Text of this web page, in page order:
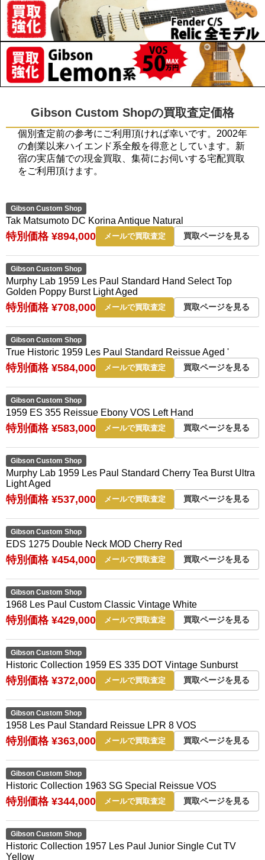
Gibson Custom Shopの買取査定価格
個別査定前の参考にご利用頂ければ幸いです。2002年
の創業以来ハイエンド系全般を得意としています。新
宿の実店舗での現金買取、集荷にお伺いする宅配買取
をご利用頂けます。
Gibson Custom Shop
Tak Matsumoto DC Korina Antique Natural
特別価格 ¥894,000 メールで買取査定 買取ページを見る
Gibson Custom Shop
Murphy Lab 1959 Les Paul Standard Hand Select Top
Golden Poppy Burst Light Aged
特別価格 ¥708,000 メールで買取査定 買取ページを見る
Gibson Custom Shop
True Historic 1959 Les Paul Standard Reissue Aged '
特別価格 ¥584,000 メールで買取査定 買取ページを見る
Gibson Custom Shop
1959 ES 355 Reissue Ebony VOS Left Hand
特別価格 ¥583,000 メールで買取査定 買取ページを見る
Gibson Custom Shop
Murphy Lab 1959 Les Paul Standard Cherry Tea Burst Ultra
Light Aged
特別価格 ¥537,000 メールで買取査定 買取ページを見る
Gibson Custom Shop
EDS 1275 Double Neck MOD Cherry Red
特別価格 ¥454,000 メールで買取査定 買取ページを見る
Gibson Custom Shop
1968 Les Paul Custom Classic Vintage White
特別価格 ¥429,000 メールで買取査定 買取ページを見る
Gibson Custom Shop
Historic Collection 1959 ES 335 DOT Vintage Sunburst
特別価格 ¥372,000 メールで買取査定 買取ページを見る
Gibson Custom Shop
1958 Les Paul Standard Reissue LPR 8 VOS
特別価格 ¥363,000 メールで買取査定 買取ページを見る
Gibson Custom Shop
Historic Collection 1963 SG Special Reissue VOS
特別価格 ¥344,000 メールで買取査定 買取ページを見る
Gibson Custom Shop
Historic Collection 1957 Les Paul Junior Single Cut TV
Yellow